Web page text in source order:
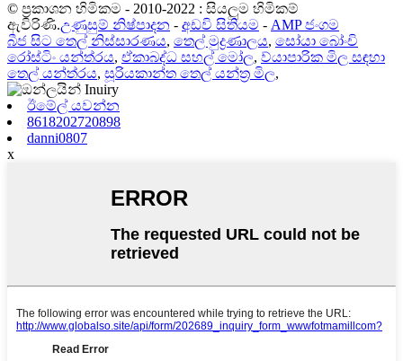
© ප්‍රකාශන හිමිකම - 2010-2022 : සියලුම හිමිකම්
ඇවිරිණි.උණුසුම් නිෂ්පාදන - අඩවි සිතියම - AMP ජංගම
බීජ සිට තෙල් නිස්සාරණය, තෙල් මුද්‍රණාලය, සෝයා බෝංචි
රෝස්ටිං යන්ත්රය, ඒකාබද්ධ සහල් මෝල, ව්යාපාරික මිල සඳහා
තෙල් යන්ත්රය, සූරියකාන්ත තෙල් යන්ත්‍ර මිල,
ඊමේල් යවන්න
8618202720898
danni0807
x